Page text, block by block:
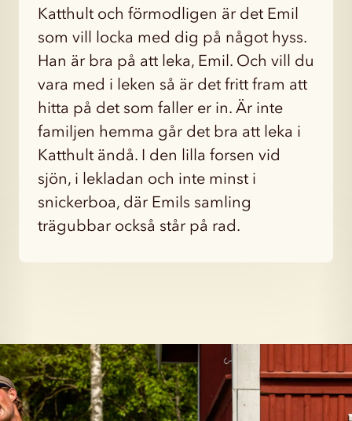
Katthult och förmodligen är det Emil
som vill locka med dig på något hyss.
Han är bra på att leka, Emil. Och vill du
vara med i leken så är det fritt fram att
hitta på det som faller er in. Är inte
familjen hemma går det bra att leka i
Katthult ändå. I den lilla forsen vid
sjön, i lekladan och inte minst i
snickerboa, där Emils samling
trägubbar också står på rad.